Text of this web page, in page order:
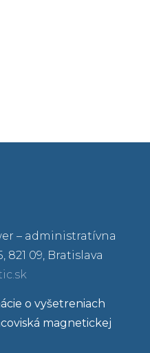
– administratívna
821 09, Bratislava
o vyšetreniach
magnetickej